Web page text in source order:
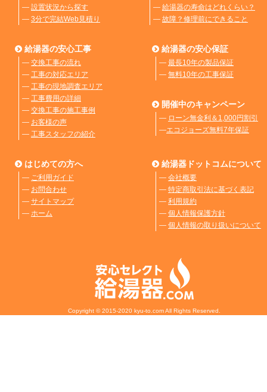
― 設置状況から探す
― 3分で完結Web見積り
― 給湯器の寿命はどれくらい？
― 故障？修理前にできること
給湯器の安心工事
― 交換工事の流れ
― 工事の対応エリア
― 工事の現地調査エリア
― 工事費用の詳細
― 交換工事の施工事例
― お客様の声
― 工事スタッフの紹介
給湯器の安心保証
― 最長10年の製品保証
― 無料10年の工事保証
開催中のキャンペーン
― ローン無金利＆1,000円割引
―エコジョーズ無料7年保証
はじめての方へ
― ご利用ガイド
― お問合わせ
― サイトマップ
― ホーム
給湯器ドットコムについて
― 会社概要
― 特定商取引法に基づく表記
― 利用規約
― 個人情報保護方針
― 個人情報の取り扱いについて
Copyright © 2015-2020 kyu-to.com All Rights Reserved.